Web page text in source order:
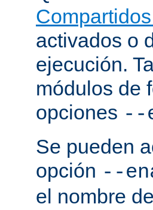
activados o
ejecución.
módulos de
opciones --
Se pueden
opción --
el nombre